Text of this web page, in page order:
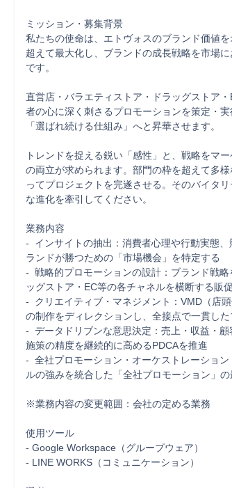
ミッション・募集背景
私たちの使命は、エトヴォスのブランド価値
超えて最大化し、ブランドの成長戦略を市場
です。
直営店・バラエティストア・ドラッグストア
者の心に深く刺さるプロモーションを策定・実
「選ばれ続ける仕組み」へと昇華させます。
トレンドを捉える鋭い「感性」と、戦略をマ
の両立が求められます。部門の枠を超えて多
ってプロジェクトを完遂させる。そのバイタ
な進化を牽引してください。
業務内容
-  インサイトの抽出：消費者心理や行動実態
ランドが勝つための「市場機会」を特定する
-  戦略的プロモーションの設計：ブランド戦
ッグストア・EC等の各チャネルを横断する販
-  クリエイティブ・マネジメント：VMD（店
の制作をディレクションし、全接点で一貫し
-  データドリブンな意思決定：売上・収益・顧
施策の精度を継続的に高めるPDCAを推進
-  全社プロモーション・オーケストレーショ
ルの強みを統合した「全社プロモーション」
※業務内容の変更範囲：会社の定める業務
使用ツール
- Google Workspace（グループウェア）
- LINE WORKS（コミュニケーション）